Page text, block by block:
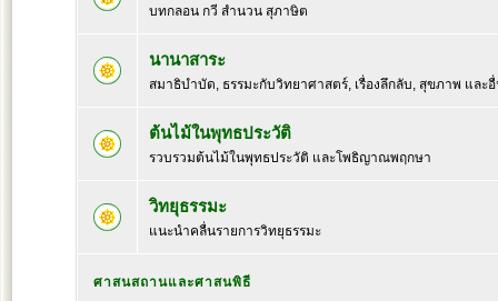
บทกลอน กวี สำนวน สุภาษิต
นานาสาระ
สมาธิบำบัด, ธรรมะกับวิทยาศาสตร์, เรื่องลึกลับ, สุขภาพ และ
ต้นไม้ในพุทธประวัติ
รวบรวมต้นไม้ในพุทธประวัติ และโพธิญาณพฤกษา
วิทยุธรรมะ
แนะนำคลื่นรายการวิทยุธรรมะ
ศาสนสถานและศาสนพิธี